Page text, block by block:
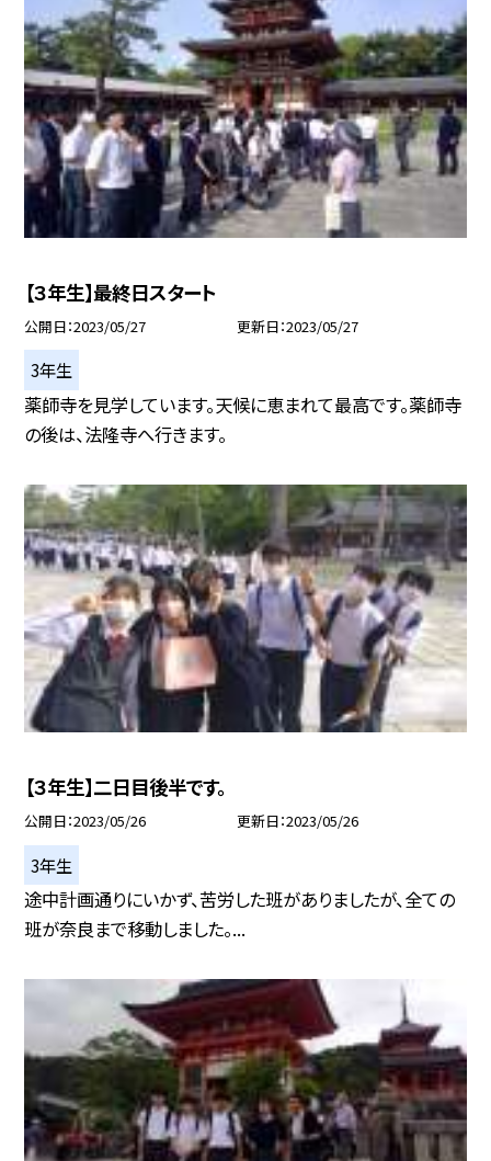
【３年生】最終日スタート
公開日 2023/05/27 更新日 2023/05/27
3年生
薬師寺を見学しています。天候に恵まれて最高です。薬師寺
の後は、法隆寺へ行きます。
【３年生】二日目後半です。
公開日 2023/05/26 更新日 2023/05/26
3年生
途中計画通りにいかず、苦労した班がありましたが、全ての
班が奈良まで移動しました。...